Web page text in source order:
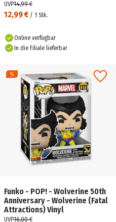
12,99 € / 1 Stk.
UVP14,99 €
Online verfügbar
In die Filiale lieferbar
Funko - POP! - Wolverine 50th
Anniversary - Wolverine (Fatal
Attractions) Vinyl
UVP16,00 €